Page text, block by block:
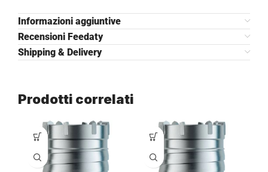
Informazioni aggiuntive
Recensioni Feedaty
Shipping & Delivery
Prodotti correlati